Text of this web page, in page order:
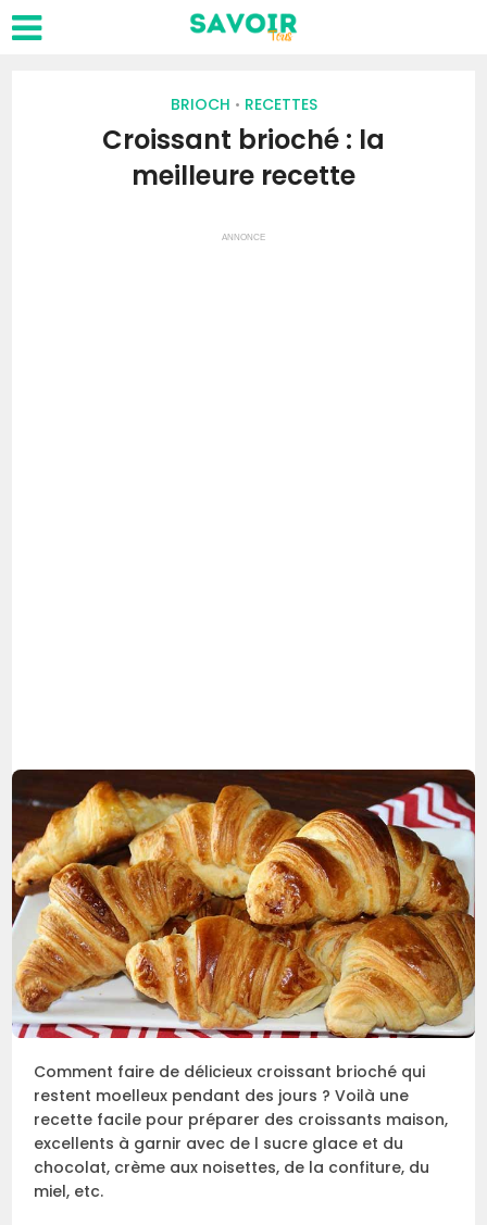
BRIOCH • RECETTES
Croissant brioché : la
meilleure recette
ANNONCE
Comment faire de délicieux croissant brioché qui
restent moelleux pendant des jours ? Voilà une
recette facile pour préparer des croissants maison,
excellents à garnir avec de l sucre glace et du
chocolat, crème aux noisettes, de la confiture, du
miel, etc.